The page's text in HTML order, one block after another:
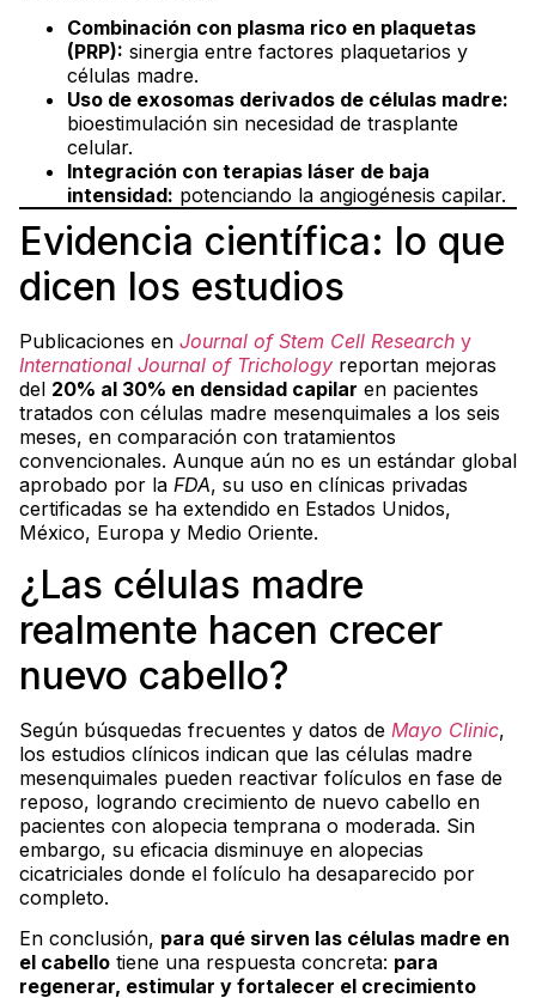
Combinación con plasma rico en plaquetas
(PRP): sinergia entre factores plaquetarios y
células madre.
Uso de exosomas derivados de células madre:
bioestimulación sin necesidad de trasplante
celular.
Integración con terapias láser de baja
intensidad: potenciando la angiogénesis capilar.
Evidencia científica: lo que
dicen los estudios
Publicaciones en Journal of Stem Cell Research y
International Journal of Trichology reportan mejoras
del 20% al 30% en densidad capilar en pacientes
tratados con células madre mesenquimales a los seis
meses, en comparación con tratamientos
convencionales. Aunque aún no es un estándar global
aprobado por la FDA, su uso en clínicas privadas
certificadas se ha extendido en Estados Unidos,
México, Europa y Medio Oriente.
¿Las células madre
realmente hacen crecer
nuevo cabello?
Según búsquedas frecuentes y datos de Mayo Clinic,
los estudios clínicos indican que las células madre
mesenquimales pueden reactivar folículos en fase de
reposo, logrando crecimiento de nuevo cabello en
pacientes con alopecia temprana o moderada. Sin
embargo, su eficacia disminuye en alopecias
cicatriciales donde el folículo ha desaparecido por
completo.
En conclusión, para qué sirven las células madre en
el cabello tiene una respuesta concreta: para
regenerar, estimular y fortalecer el crecimiento